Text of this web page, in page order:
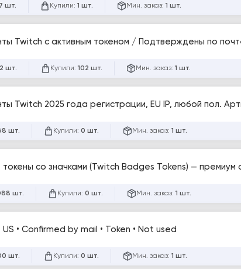
шт. Купили: 1 шт. Мин. заказ: 1 шт.
Аккаунты Twitch с активным токеном /
шт. Купили: 102 шт. Мин. заказ: 1 шт.
Twitch 2025 года регистрации, EU IP, любой пол.
шт. Купили: 0 шт. Мин. заказ: 1 шт.
токены со значками (Twitch Badges Tokens) — премиум
шт. Купили: 0 шт. Мин. заказ: 1 шт.
• Confirmed by mail • Token • Not used
шт. Купили: 0 шт. Мин. заказ: 1 шт.